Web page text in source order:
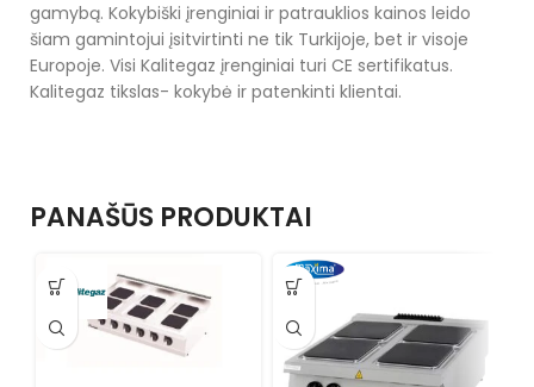
gamybą. Kokybiški įrenginiai ir patrauklios kainos leido
šiam gamintojui įsitvirtinti ne tik Turkijoje, bet ir visoje
Europoje. Visi Kalitegaz įrenginiai turi CE sertifikatus.
Kalitegaz tikslas- kokybė ir patenkinti klientai.
PANAŠŪS PRODUKTAI